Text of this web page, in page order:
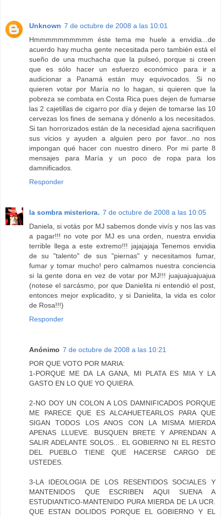
Unknown 7 de octubre de 2008 a las 10:01
Hmmmmmmmmmm éste tema me huele a envidia...de
acuerdo hay mucha gente necesitada pero también está el
sueño de una muchacha que la pulseó, porque si creen
que es sólo hacer un esfuerzo económico para ir a
audicionar a Panamá están muy equivocados. Si no
quieren votar por María no lo hagan, si quieren que la
pobreza se combata en Costa Rica pues dejen de fumarse
las 2 cajetillas de cigarro por día y dejen de tomarse las 10
cervezas los fines de semana y dónenlo a los necesitados.
Si tan horrorizados están de la necesidad ajena sacrifiquen
sus vicios y ayuden a alguien pero por favor...no nos
impongan qué hacer con nuestro dinero. Por mi parte 8
mensajes para María y un poco de ropa para los
damnificados.
Responder
la sombra misteriora. 7 de octubre de 2008 a las 10:05
Daniela, si votás por MJ sabemos donde vivís y nos las vas
a pagar!!! no vote por MJ es una orden, nuestra envidia
terrible llega a este extremo!!! jajajajaja Tenemos envidia
de su "talento" de sus "piernas" y necesitamos fumar,
fumar y tomar mucho! pero calmamos nuestra conciencia
si la gente dona en vez de votar por MJ!!! juajuajuajuajua
(notese el sarcásmo, por que Danielita ni entendió el post,
entonces mejor explicadito, y si Danielita, la vida es color
de Rosa!!!)
Responder
Anónimo 7 de octubre de 2008 a las 10:21
POR QUE VOTO POR MARIA:
1-PORQUE ME DA LA GANA, MI PLATA ES MIA Y LA
GASTO EN LO QUE YO QUIERA.
2-NO DOY UN COLON A LOS DAMNIFICADOS PORQUE
ME PARECE QUE ES ALCAHUETEARLOS PARA QUE
SIGAN TODOS LOS ANOS CON LA MISMA MIERDA
APENAS LLUEVE. BUSQUEN BRETE Y APRENDAN A
SALIR ADELANTE SOLOS... EL GOBIERNO NI EL RESTO
DEL PUEBLO TIENE QUE HACERSE CARGO DE
USTEDES.
3-LA IDEOLOGIA DE LOS RESENTIDOS SOCIALES Y
MANTENIDOS QUE ESCRIBEN AQUI SUENA A
ESTUDIANTICO-MANTENIDO PURA MIERDA DE LA UCR.
QUE ESTAN DOLIDOS PORQUE EL GOBIERNO Y EL